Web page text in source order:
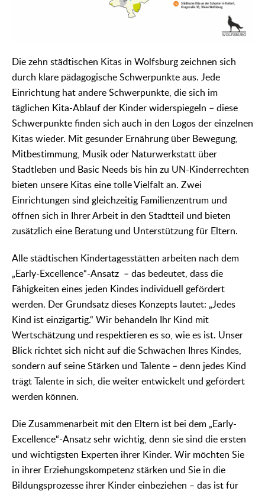
Die zehn städtischen Kitas in Wolfsburg zeichnen sich
durch klare pädagogische Schwerpunkte aus. Jede
Einrichtung hat andere Schwerpunkte, die sich im
täglichen Kita-Ablauf der Kinder widerspiegeln – diese
Schwerpunkte finden sich auch in den Logos der einzelnen
Kitas wieder. Mit gesunder Ernährung über Bewegung,
Mitbestimmung, Musik oder Naturwerkstatt über
Stadtleben und Basic Needs bis hin zu UN-Kinderrechten
bieten unsere Kitas eine tolle Vielfalt an. Zwei
Einrichtungen sind gleichzeitig Familienzentrum und
öffnen sich in Ihrer Arbeit in den Stadtteil und bieten
zusätzlich eine Beratung und Unterstützung für Eltern.
Alle städtischen Kindertagesstätten arbeiten nach dem
„Early-Excellence“-Ansatz – das bedeutet, dass die
Fähigkeiten eines jeden Kindes individuell gefördert
werden. Der Grundsatz dieses Konzepts lautet: „Jedes
Kind ist einzigartig.“ Wir behandeln Ihr Kind mit
Wertschätzung und respektieren es so, wie es ist. Unser
Blick richtet sich nicht auf die Schwächen Ihres Kindes,
sondern auf seine Stärken und Talente – denn jedes Kind
trägt Talente in sich, die weiter entwickelt und gefördert
werden können.
Die Zusammenarbeit mit den Eltern ist bei dem „Early-
Excellence“-Ansatz sehr wichtig, denn sie sind die ersten
und wichtigsten Experten ihrer Kinder. Wir möchten Sie
in ihrer Erziehungskompetenz stärken und Sie in die
Bildungsprozesse ihrer Kinder einbeziehen – das ist für